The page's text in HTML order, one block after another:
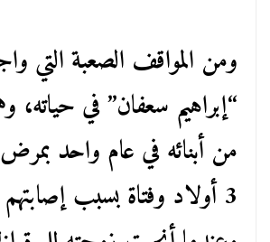
ومن المواقف الصعبة التي
من أبنائه في عام واحد
3 أولاد وفتاة بسبب